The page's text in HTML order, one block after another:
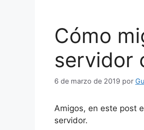
Cómo
servidor
6 de marzo de 2019 por
Amigos, en este post
servidor.